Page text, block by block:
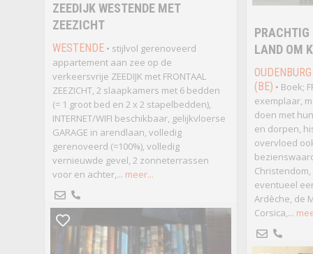
ZEEDIJK WESTENDE MET
ZEEZICHT
WESTENDE• stijlvol gerenoveerd
appartement aan zee op de
verkeersvrije ZEEDIJK met FRONTAAL
ZEEZICHT, 2 slaapkamers met 6 bedden
(= 1 groot bed en 2 x 2 stapelbedden),
INTERNET/WIFI beschikbaar, gelijkvloerse
GARAGE in arendlaan, volledig
gerenoveerd (=100%), volledig
vernieuwde gevel, 2 zonneterrassen
voor en achter,... meer...
LAND OM
(BE) • Boek;
exemplaar,
doen met
en dorpen,
overvloed
eventueel
Ardèche, de
Corsica,...